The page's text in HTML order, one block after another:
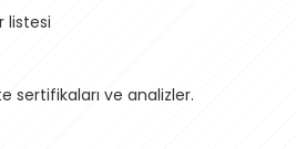
listesi
sertifikaları ve analizler.